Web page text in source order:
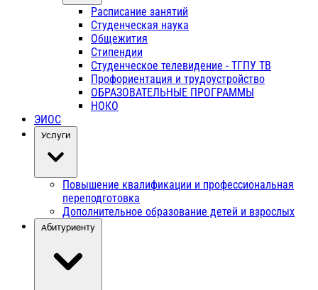
Расписание занятий
Студенческая наука
Общежития
Стипендии
Студенческое телевидение - ТГПУ ТВ
Профориентация и трудоустройство
ОБРАЗОВАТЕЛЬНЫЕ ПРОГРАММЫ
НОКО
ЭИОС
Услуги
Повышение квалификации и профессиональная
переподготовка
Дополнительное образование детей и взрослых
Абитуриенту